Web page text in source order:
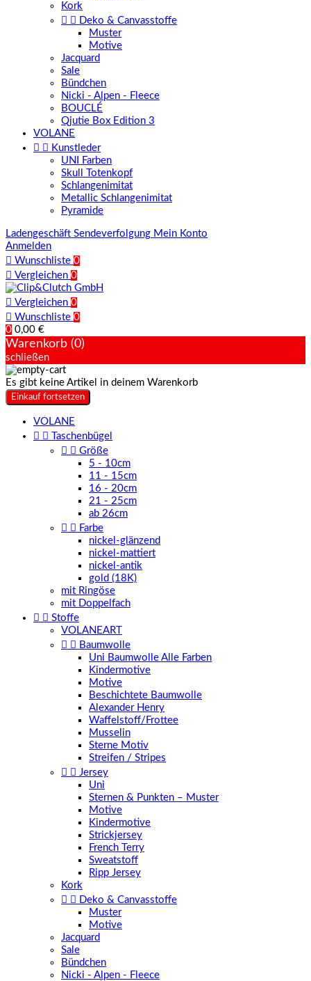
Kork
  Deko & Canvasstoffe
Muster
Motive
Jacquard
Sale
Bündchen
Nicki - Alpen - Fleece
BOUCLÉ
Qjutie Box Edition 3
VOLANE
  Kunstleder
UNI Farben
Skull Totenkopf
Schlangenimitat
Metallic Schlangenimitat
Pyramide
Ladengeschäft Sendeverfolgung Mein Konto
Anmelden
 Wunschliste 0
 Vergleichen 0
 Vergleichen 0
 Wunschliste 0
0 0,00 €
Warenkorb (0)
schließen
Es gibt keine Artikel in deinem Warenkorb
Einkauf fortsetzen
VOLANE
 
Taschenbügel
  Größe
5 - 10cm
11 - 15cm
16 - 20cm
21 - 25cm
ab 26cm
  Farbe
nickel-glänzend
nickel-mattiert
nickel-antik
gold (18K)
mit Ringöse
mit Doppelfach
  Stoffe
VOLANEART
  Baumwolle
Uni Baumwolle Alle Farben
Kindermotive
Motive
Beschichtete Baumwolle
Alexander Henry
Waffelstoff/Frottee
Musselin
Sterne Motiv
Streifen / Stripes
  Jersey
Uni
Sternen & Punkten – Muster
Motive
Kindermotive
Strickjersey
French Terry
Sweatstoff
Ripp Jersey
Kork
  Deko & Canvasstoffe
Muster
Motive
Jacquard
Sale
Bündchen
Nicki - Alpen - Fleece